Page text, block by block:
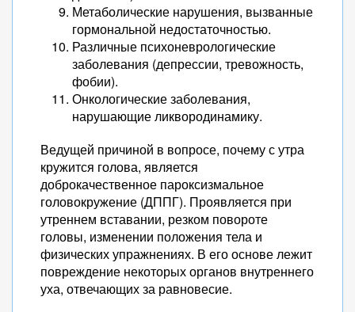
Метаболические нарушения, вызванные
гормональной недостаточностью.
Различные психоневрологические
заболевания (депрессии, тревожность,
фобии).
Онкологические заболевания,
нарушающие ликвородинамику.
Ведущей причиной в вопросе, почему с утра
кружится голова, является
доброкачественное пароксизмальное
головокружение (ДППГ). Проявляется при
утреннем вставании, резком повороте
головы, изменении положения тела и
физических упражнениях. В его основе лежит
повреждение некоторых органов внутреннего
уха, отвечающих за равновесие.